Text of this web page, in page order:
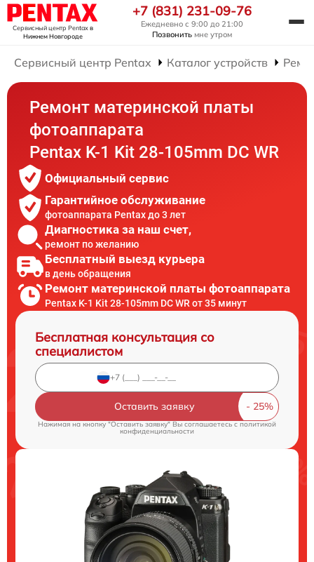
Сервисный центр Pentaxв
Нижнем Новгороде
+7 (831) 231-09-76
Ежедневно с 9:00 до 21:00
Позвонить мне утром
Сервисный центр Pentax Каталог устройств
Ремонт материнской платы
фотоаппарата
Pentax K-1 Kit 28-105mm DC WR
Официальный сервис
Гарантийное обслуживание
фотоаппарата Pentax до 3 лет
Диагностика за наш счет,
ремонт по желанию
Бесплатный выезд курьера
в день обращения
Ремонт материнской платы фотоаппарата
Pentax K-1 Kit 28-105mm DC WR от 35 минут
Бесплатная консультация со
специалистом
Оставить заявку
Нажимая на кнопку "Оставить заявку" Вы соглашаетесь cполитикой
конфиденциальности